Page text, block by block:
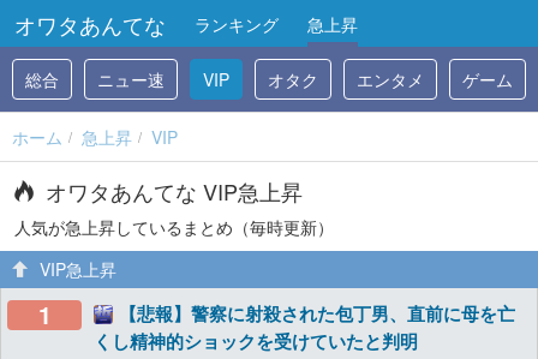
オワタあんてな ランキング 急上昇
総合 ニュー速 VIP オタク エンタメ ゲーム
ホーム 急上昇 VIP
オワタあんてな VIP急上昇
人気が急上昇しているまとめ（毎時更新）
VIP急上昇
1
【悲報】警察に射殺された包丁男、直前に母を亡
くし精神的ショックを受けていたと判明